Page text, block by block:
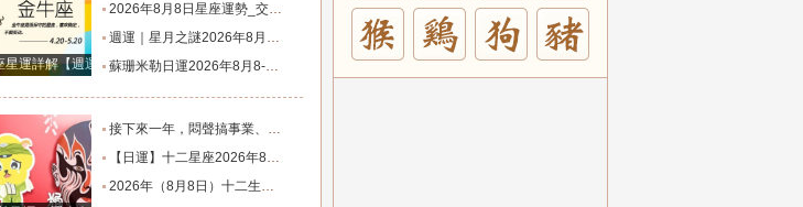
星運詳解【週運2024年12月9日-12月15日】
2026年8月8日星座運勢_交易_管理_合作
週運｜星月之謎2026年8月8日-8月14日十二星座一週展望_日全食_火星_人生
蘇珊米勒日運2026年8月8-9日十二星座週末運勢_土星_宮位_內心
接下來一年，悶聲搞事業、家底越來越厚的四大星座！財源滾滾_機會_計劃_百萬財富
【日運】十二星座2026年8月8日運勢播報_方面_感情_工作時
2026年（8月8日）十二生肖運勢播報_感情_事業_朋友
猴 雞 狗